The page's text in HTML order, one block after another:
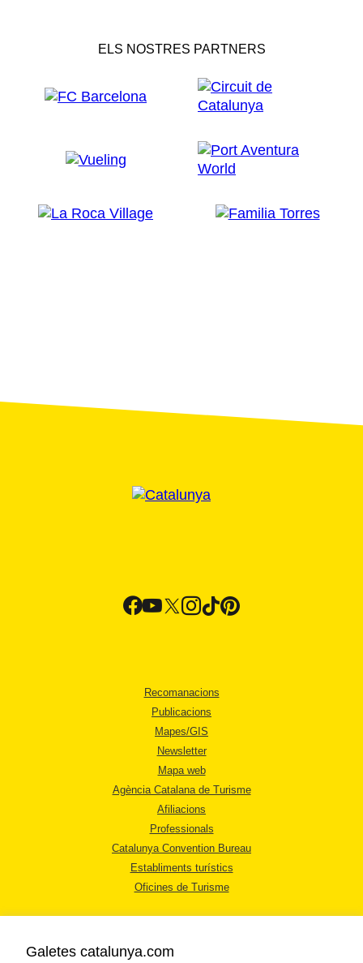
ELS NOSTRES PARTNERS
Recomanacions
Publicacions
Mapes/GIS
Newsletter
Mapa web
Agència Catalana de Turisme
Afiliacions
Professionals
Catalunya Convention Bureau
Establiments turístics
Oficines de Turisme
Galetes catalunya.com